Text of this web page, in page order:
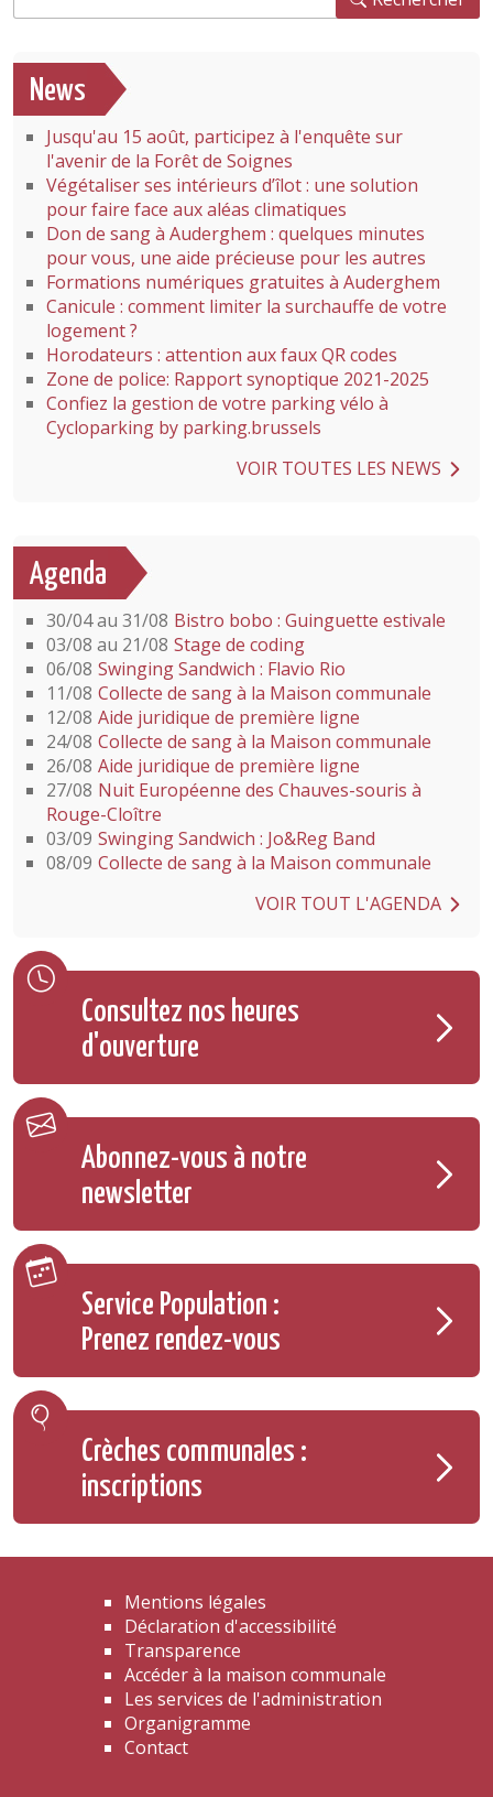
News
Jusqu'au 15 août, participez à l'enquête sur
l'avenir de la Forêt de Soignes
Végétaliser ses intérieurs d’îlot : une solution
pour faire face aux aléas climatiques
Don de sang à Auderghem : quelques minutes
pour vous, une aide précieuse pour les autres
Formations numériques gratuites à Auderghem
Canicule : comment limiter la surchauffe de votre
logement ?
Horodateurs : attention aux faux QR codes
Zone de police: Rapport synoptique 2021-2025
Confiez la gestion de votre parking vélo à
Cycloparking by parking.brussels
VOIR TOUTES LES NEWS
Agenda
30/04 au 31/08 Bistro bobo : Guinguette estivale
03/08 au 21/08 Stage de coding
06/08 Swinging Sandwich : Flavio Rio
11/08 Collecte de sang à la Maison communale
12/08 Aide juridique de première ligne
24/08 Collecte de sang à la Maison communale
26/08 Aide juridique de première ligne
27/08 Nuit Européenne des Chauves-souris à
Rouge-Cloître
03/09 Swinging Sandwich : Jo&Reg Band
08/09 Collecte de sang à la Maison communale
VOIR TOUT L'AGENDA
Consultez nos heures
d'ouverture
Abonnez-vous à notre
newsletter
Service Population :
Prenez rendez-vous
Crèches communales :
inscriptions
Mentions légales
Déclaration d'accessibilité
Transparence
Accéder à la maison communale
Les services de l'administration
Organigramme
Contact